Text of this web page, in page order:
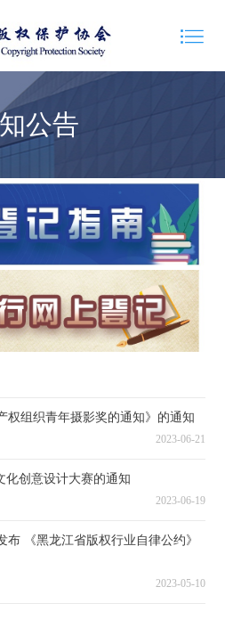
公告
权组织青年摄影奖的通知》的通知
2023-06-21
化创意设计大赛的通知
2023-06-19
《黑龙江省版权行业自律公约》
2023-05-10